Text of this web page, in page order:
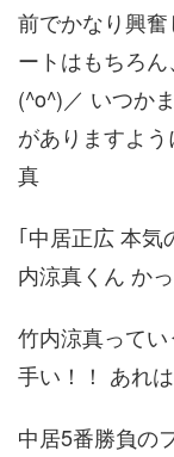
前でかなり興
ートはもちろ
(^o^)／ いつか
がありますよ
真
｢中居正広 本気
内涼真くん か
竹内涼真って
手い！！ あれ
中居5番勝負の